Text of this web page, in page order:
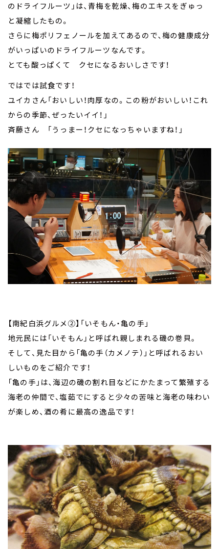
のドライフルーツ」は、青梅を乾燥、梅のエキスをぎゅっ
と凝縮したもの。
さらに梅ポリフェノールを加えてあるので、梅の健康成分
がいっぱいのドライフルーツなんです。
とても酸っぱくて クセになるおいしさです！
ではでは試食です！
ユイカさん「おいしい！肉厚なの。この粉がおいしい！これ
からの季節、ぜったいイイ！」
斉藤さん 「うっまー！クセになっちゃいますね！」
【南紀白浜グルメ②】「いそもん・亀の手」
地元民には「いそもん」と呼ばれ親しまれる磯の巻貝。
そして、見た目から「亀の手（カメノテ）」と呼ばれるおい
しいものをご紹介です！
「亀の手」は、海辺の磯の割れ目などにかたまって繁殖する
海老の仲間で、塩茹でにすると少々の苦味と海老の味わい
が楽しめ、酒の肴に最高の逸品です！